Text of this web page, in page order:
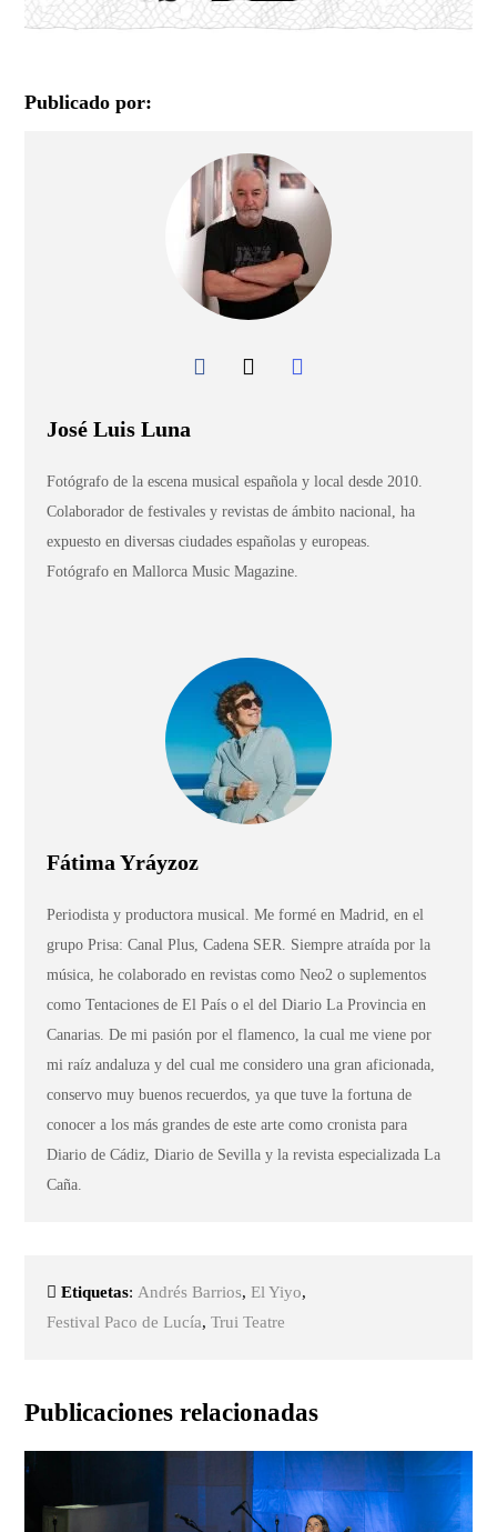
Publicado por:
José Luis Luna
Fotógrafo de la escena musical española y local desde 2010.
Colaborador de festivales y revistas de ámbito nacional, ha
expuesto en diversas ciudades españolas y europeas.
Fotógrafo en Mallorca Music Magazine.
Fátima Yráyzoz
Periodista y productora musical. Me formé en Madrid, en el
grupo Prisa: Canal Plus, Cadena SER. Siempre atraída por la
música, he colaborado en revistas como Neo2 o suplementos
como Tentaciones de El País o el del Diario La Provincia en
Canarias. De mi pasión por el flamenco, la cual me viene por
mi raíz andaluza y del cual me considero una gran aficionada,
conservo muy buenos recuerdos, ya que tuve la fortuna de
conocer a los más grandes de este arte como cronista para
Diario de Cádiz, Diario de Sevilla y la revista especializada La
Caña.
Etiquetas:Andrés Barrios,El Yiyo,
Festival Paco de Lucía,Trui Teatre
Publicaciones relacionadas